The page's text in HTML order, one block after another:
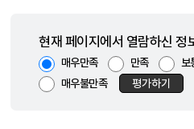
현재 페이지에서 열람하신 정
매우만족 만족 보
매우불만족
평가하기